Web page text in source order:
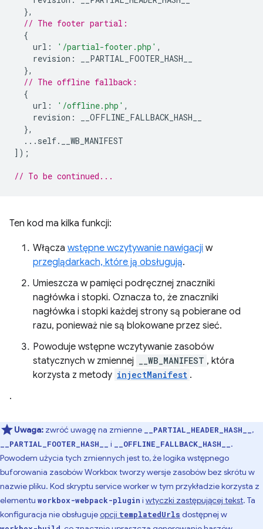
},
// The footer partial:
{
url : '/partial-footer.php' ,
revision :
__PARTIAL_FOOTER_HASH__
},
// The offline fallback:
{
url : '/offline.php' ,
revision :
__OFFLINE_FALLBACK_HASH__
},
... self.
__WB_MANIFEST
]);
// To be continued...
Ten kod ma kilka funkcji:
Włącza wstępne wczytywanie nawigacji w
przeglądarkach, które ją obsługują.
Umieszcza w pamięci podręcznej znaczniki
nagłówka i stopki. Oznacza to, że znaczniki
nagłówka i stopki każdej strony są pobierane od
razu, ponieważ nie są blokowane przez sieć.
Powoduje wstępne wczytywanie zasobów
statycznych w zmiennej
__WB_MANIFEST , która
korzysta z metody injectManifest .
.
Uwaga: zwróć uwagę na zmienne __PARTIAL_HEADER_HASH__ ,
__PARTIAL_FOOTER_HASH__ i __OFFLINE_FALLBACK_HASH__ .
Powodem użycia tych zmiennych jest to, że logika wstępnego
buforowania zasobów Workbox tworzy wersje zasobów bez skrótu w
nazwie pliku. Kod skryptu service worker w tym przykładzie korzysta z
elementu workbox-webpack-plugin i wtyczki zastępującej tekst. Ta
konfiguracja nie obsługujeopcji templatedUrls dostępnej w